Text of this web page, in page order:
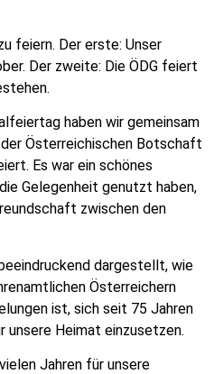
feiern. Der erste: Unser
Der zweite: Die ÖDG feiert
haben wir gemeinsam
Österreichischen Botschaft
Es war ein schönes
Gelegenheit genutzt haben,
zwischen den
dargestellt, wie
Österreichern
ist, sich seit 75 Jahren
Heimat einzusetzen.
Jahren für unsere